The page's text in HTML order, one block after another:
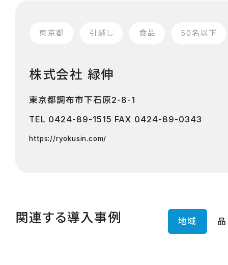
東京都 引越し 食品 50名以下
株式会社 緑伸
東京都調布市下石原2-8-1
TEL 0424-89-1515 FAX 0424-89-0343
https://ryokusin.com/
関連する導入事例 地域